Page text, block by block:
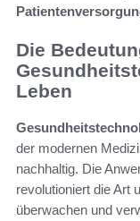
Die
Leben
der modernen
nachhaltig. Die
revolutioniert die Art
überwachen und